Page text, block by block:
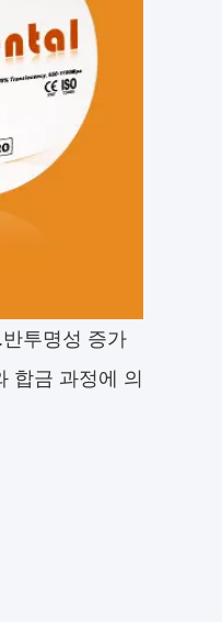
투명성 증가
합금 과정에 의